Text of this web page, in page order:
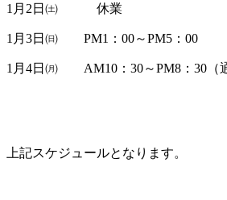
1月2日㈯ 休業
1月3日㈰ PM1：00～PM5：00
1月4日㈪ AM10：30～PM8：30（
上記スケジュールとなります。